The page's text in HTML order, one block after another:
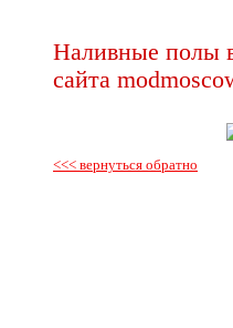
Наливные полы
сайта
<<< вернуться обратно